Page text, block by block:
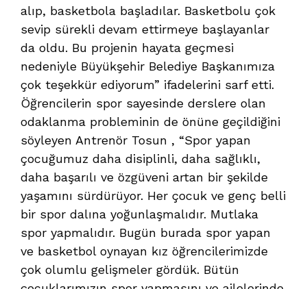
alıp, basketbola başladılar. Basketbolu çok
sevip sürekli devam ettirmeye başlayanlar
da oldu. Bu projenin hayata geçmesi
nedeniyle Büyükşehir Belediye Başkanımıza
çok teşekkür ediyorum” ifadelerini sarf etti.
Öğrencilerin spor sayesinde derslere olan
odaklanma probleminin de önüne geçildiğini
söyleyen Antrenör Tosun , “Spor yapan
çocuğumuz daha disiplinli, daha sağlıklı,
daha başarılı ve özgüveni artan bir şekilde
yaşamını sürdürüyor. Her çocuk ve genç belli
bir spor dalına yoğunlaşmalıdır. Mutlaka
spor yapmalıdır. Bugün burada spor yapan
ve basketbol oynayan kız öğrencilerimizde
çok olumlu gelişmeler gördük. Bütün